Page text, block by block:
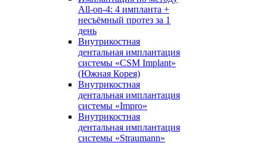
All-on-4: 4 импланта +
несъёмный протез за 1
день
Внутрикостная
дентальная имплантация
системы «CSM Implant»
(Южная Корея)
Внутрикостная
дентальная имплантация
системы «Impro»
Внутрикостная
дентальная имплантация
системы «Straumann»